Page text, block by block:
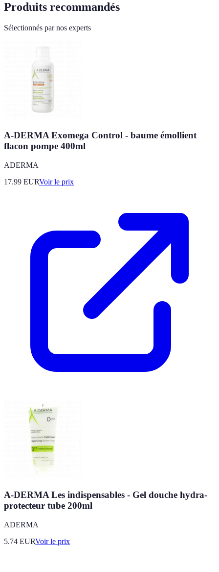
Produits recommandés
Sélectionnés par nos experts
A-DERMA Exomega Control - baume émollient
flacon pompe 400ml
ADERMA
17.99 EURVoir le prix
A-DERMA Les indispensables - Gel douche hydra-
protecteur tube 200ml
ADERMA
5.74 EURVoir le prix